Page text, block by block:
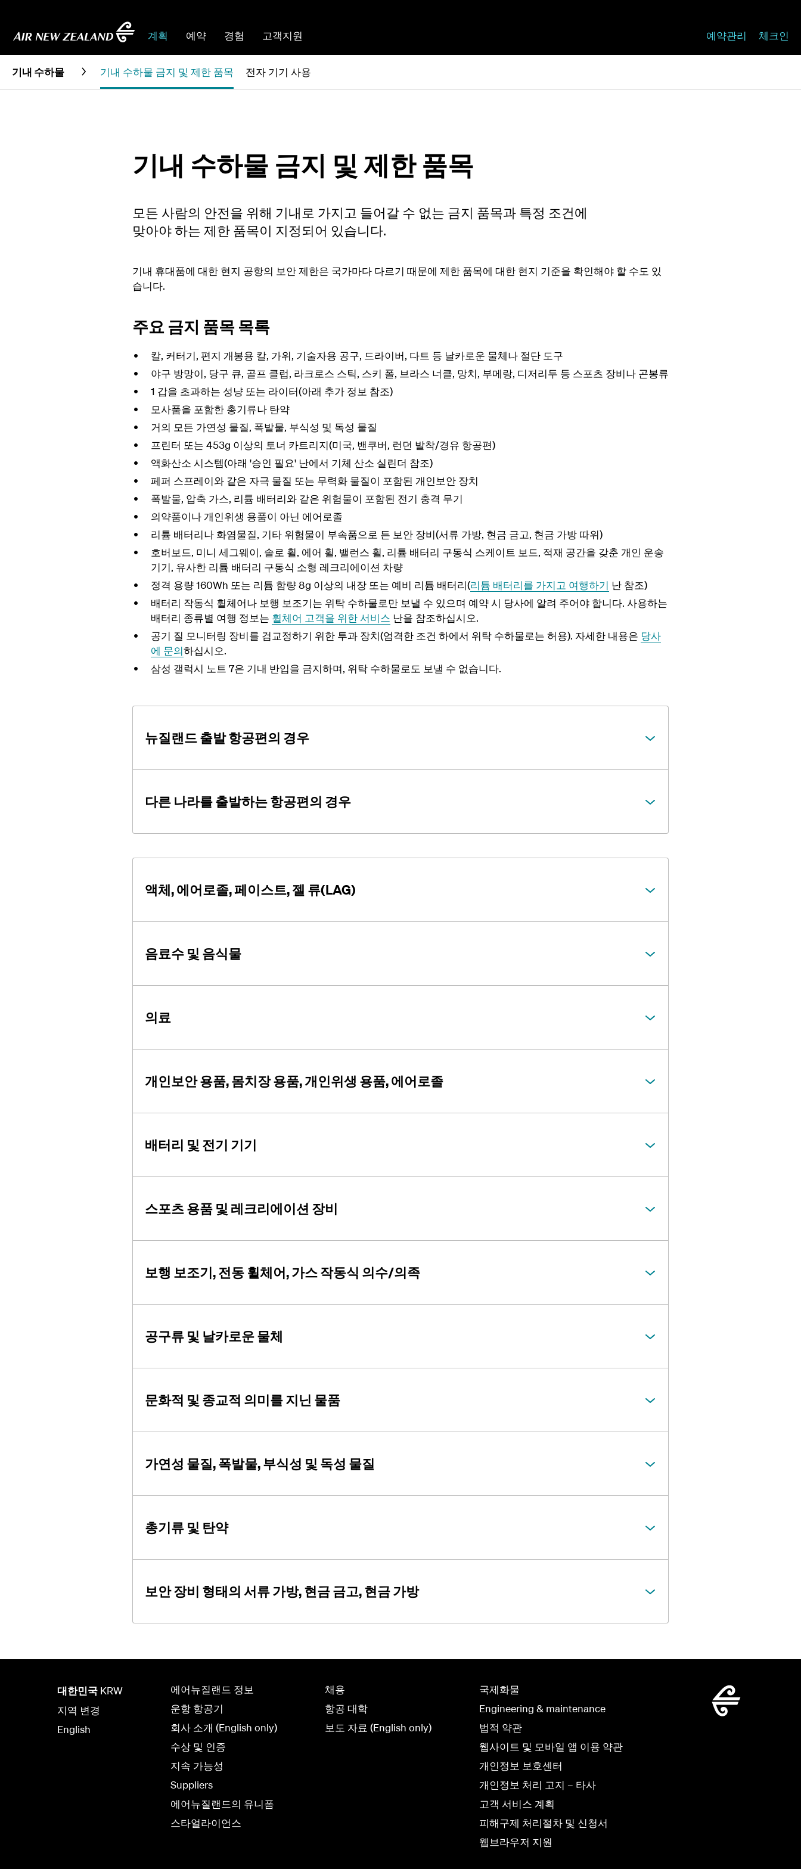
계획 예약 경험 고객지원 예약관리 체크인
기내 수하물 기내 수하물 금지 및 제한 품목 전자 기기 사용
기내 수하물 금지 및 제한 품목
모든 사람의 안전을 위해 기내로 가지고 들어갈 수 없는 금지 품목과 특정 조건에
맞아야 하는 제한 품목이 지정되어 있습니다.
기내 휴대품에 대한 현지 공항의 보안 제한은 국가마다 다르기 때문에 제한 품목에 대한 현지 기준을 확인해야 할 수도 있
습니다.
주요 금지 품목 목록
칼, 커터기, 편지 개봉용 칼, 가위, 기술자용 공구, 드라이버, 다트 등 날카로운 물체나 절단 도구
야구 방망이, 당구 큐, 골프 클럽, 라크로스 스틱, 스키 폴, 브라스 너클, 망치, 부메랑, 디저리두 등 스포츠 장비나 곤봉류
1 갑을 초과하는 성냥 또는 라이터(아래 추가 정보 참조)
모사품을 포함한 총기류나 탄약
거의 모든 가연성 물질, 폭발물, 부식성 및 독성 물질
프린터 또는 453g 이상의 토너 카트리지(미국, 밴쿠버, 런던 발착/경유 항공편)
액화산소 시스템(아래 '승인 필요' 난에서 기체 산소 실린더 참조)
페퍼 스프레이와 같은 자극 물질 또는 무력화 물질이 포함된 개인보안 장치
폭발물, 압축 가스, 리튬 배터리와 같은 위험물이 포함된 전기 충격 무기
의약품이나 개인위생 용품이 아닌 에어로졸
리튬 배터리나 화염물질, 기타 위험물이 부속품으로 든 보안 장비(서류 가방, 현금 금고, 현금 가방 따위)
호버보드, 미니 세그웨이, 솔로 휠, 에어 휠, 밸런스 휠, 리튬 배터리 구동식 스케이트 보드, 적재 공간을 갖춘 개인 운송
기기, 유사한 리튬 배터리 구동식 소형 레크리에이션 차량
정격 용량 160Wh 또는 리튬 함량 8g 이상의 내장 또는 예비 리튬 배터리(리튬 배터리를 가지고 여행하기 난 참조)
배터리 작동식 휠체어나 보행 보조기는 위탁 수하물로만 보낼 수 있으며 예약 시 당사에 알려 주어야 합니다. 사용하는
배터리 종류별 여행 정보는 휠체어 고객을 위한 서비스 난을 참조하십시오.
공기 질 모니터링 장비를 검교정하기 위한 투과 장치(엄격한 조건 하에서 위탁 수하물로는 허용). 자세한 내용은 당사
에 문의하십시오.
삼성 갤럭시 노트 7은 기내 반입을 금지하며, 위탁 수하물로도 보낼 수 없습니다.
뉴질랜드 출발 항공편의 경우
다른 나라를 출발하는 항공편의 경우
액체, 에어로졸, 페이스트, 젤 류(LAG)
음료수 및 음식물
의료
개인보안 용품, 몸치장 용품, 개인위생 용품, 에어로졸
배터리 및 전기 기기
스포츠 용품 및 레크리에이션 장비
보행 보조기, 전동 휠체어, 가스 작동식 의수/의족
공구류 및 날카로운 물체
문화적 및 종교적 의미를 지닌 물품
가연성 물질, 폭발물, 부식성 및 독성 물질
총기류 및 탄약
보안 장비 형태의 서류 가방, 현금 금고, 현금 가방
대한민국 KRW
지역 변경
English
에어뉴질랜드 정보
운항 항공기
회사 소개 (English only)
수상 및 인증
지속 가능성
Suppliers
에어뉴질랜드의 유니폼
스타얼라이언스
채용
항공 대학
보도 자료 (English only)
국제화물
Engineering & maintenance
법적 약관
웹사이트 및 모바일 앱 이용 약관
개인정보 보호센터
개인정보 처리 고지 – 타사
고객 서비스 계획
피해구제 처리절차 및 신청서
웹브라우저 지원